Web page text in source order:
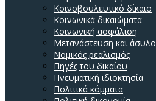
Κοινοβουλευτικό δίκαιο
Κοινωνικά δικαιώματα
Κοινωνική ασφάλιση
Μετανάστευση και άσυλο
Νομικός ρεαλισμός
Πηγές του δικαίου
Πνευματική ιδιοκτησία
Πολιτικά κόμματα